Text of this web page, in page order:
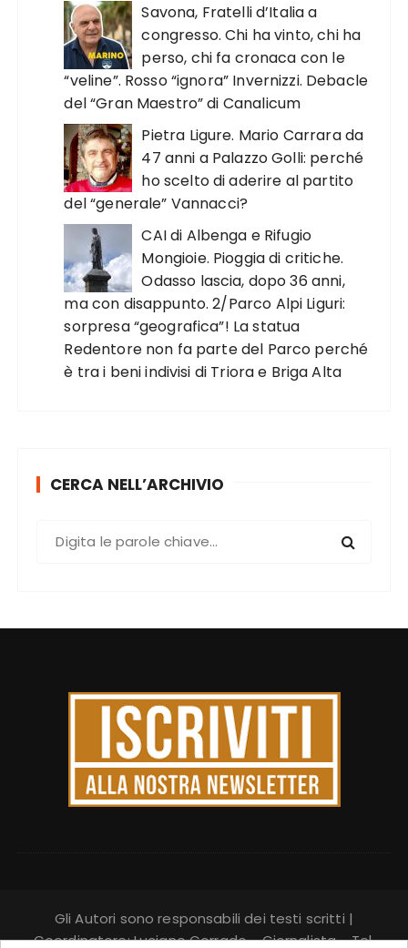
Savona, Fratelli d’Italia a
congresso. Chi ha vinto, chi ha
perso, chi fa cronaca con le
“veline”. Rosso “ignora” Invernizzi. Debacle
del “Gran Maestro” di Canalicum
Pietra Ligure. Mario Carrara da
47 anni a Palazzo Golli: perché
ho scelto di aderire al partito
del “generale” Vannacci?
CAI di Albenga e Rifugio
Mongioie. Pioggia di critiche.
Odasso lascia, dopo 36 anni,
ma con disappunto. 2/Parco Alpi Liguri:
sorpresa “geografica”! La statua
Redentore non fa parte del Parco perché
è tra i beni indivisi di Triora e Briga Alta
CERCA NELL’ARCHIVIO
Gli Autori sono responsabili dei testi scritti |
Coordinatore: Luciano Corrado - Giornalista - Tel.